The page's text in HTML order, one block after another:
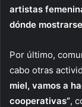
artistas
dónde
Por último,
cabo otras
miel, vamos a
cooperativas”,